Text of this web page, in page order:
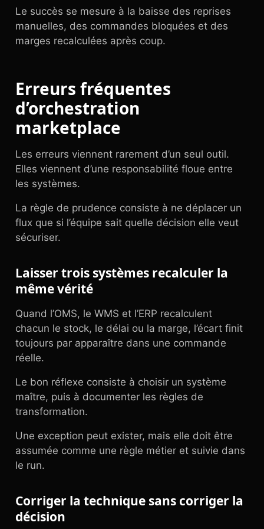
Le succès se mesure à la baisse des reprises
manuelles, des commandes bloquées et des
marges recalculées après coup.
Erreurs fréquentes
d’orchestration
marketplace
Les erreurs viennent rarement d’un seul outil.
Elles viennent d’une responsabilité floue entre
les systèmes.
La règle de prudence consiste à ne déplacer un
flux que si l’équipe sait quelle décision elle veut
sécuriser.
Laisser trois systèmes recalculer la
même vérité
Quand l’OMS, le WMS et l’ERP recalculent
chacun le stock, le délai ou la marge, l’écart finit
toujours par apparaître dans une commande
réelle.
Le bon réflexe consiste à choisir un système
maître, puis à documenter les règles de
transformation.
Une exception peut exister, mais elle doit être
assumée comme une règle métier et suivie dans
le run.
Corriger la technique sans corriger la
décision